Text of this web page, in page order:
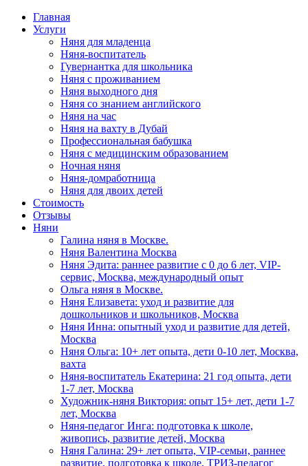
Главная
Услуги
Няня для младенца
Няня-воспитатель
Гувернантка для школьника
Няня с проживанием
Няня выходного дня
Няня со знанием английского
Няня на час
Няня на вахту в Дубай
Профессиональная бабушка
Няня с медицинским образованием
Ночная няня
Няня-домработница
Няня для двоих детей
Стоимость
Отзывы
Няни
Галина няня в Москве.
Няня Валентина Москва
Няня Эдита: раннее развитие с 0 до 6 лет, VIP-
сервис, Москва, международный опыт
Ольга няня в Москве.
Няня Елизавета: уход и развитие для
дошкольников и школьников, Москва
Няня Инна: опытный уход и развитие для детей,
Москва
Няня Ольга: 10+ лет опыта, дети 0-10 лет, Москва,
вахта
Няня-воспитатель Екатерина: 21 год опыта, дети
1-7 лет, Москва
Художник-няня Виктория: опыт 15+ лет, дети 1-7
лет, Москва
Няня-педагог Инга: подготовка к школе,
живопись, развитие детей, Москва
Няня Галина: 29+ лет опыта, VIP-семьи, раннее
развитие, подготовка к школе, ТРИЗ-педагог